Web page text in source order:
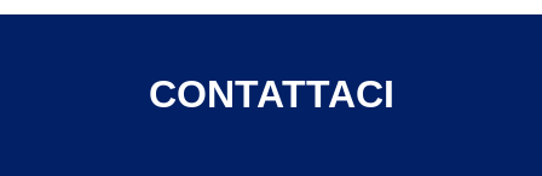
CONTATTACI